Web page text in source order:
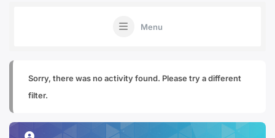
Menu
Sorry, there was no activity found. Please try a different
filter.